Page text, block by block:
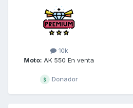
10k
Moto: AK 550 En venta
Donador